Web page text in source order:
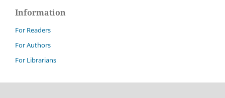
Information
For Readers
For Authors
For Librarians